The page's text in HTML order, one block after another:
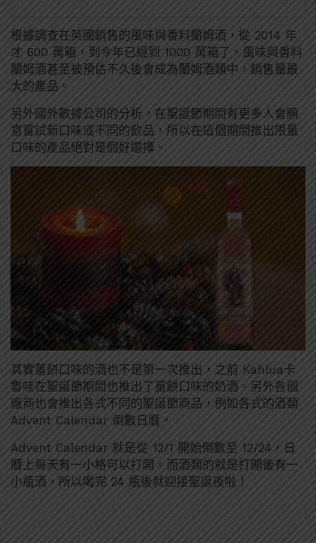
根據調查在英國銷售的風味與香料蘭姆酒，從 2014 年
才 600 萬箱，到今年已經到 1000 萬箱了。風味與香料
蘭姆酒甚至被預估不久後會成為蘭姆酒類中，銷售量最
大的產品。
另外國外數據公司的分析，在聖誕節期間有更多人會願
意嘗試新口味或不同的飲品，所以在這個期間推出限量
口味的產品絕對是個好選擇。
其實薑餅口味的酒也不是第一次推出，之前 Kahlua卡
魯哇在聖誕節期間也推出了薑餅口味的奶酒。另外各個
廠商也會推出各式不同的聖誕節商品，例如各式的酒類
Advent Calendar 倒數日曆。
Advent Calendar 就是從 12/1 開始倒數至 12/24，日
曆上每天有一小格可以打開。而酒類的就是打開後有一
小瓶酒，所以喝完 24 瓶後就迎接聖誕夜啦！